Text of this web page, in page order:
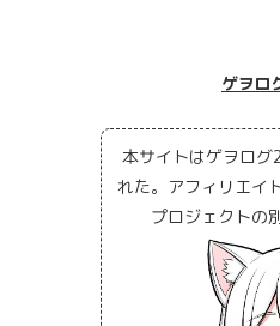
ゲヲロ
本サイトはゲヲログ
れた。アフィリエイ
プロジェクトの